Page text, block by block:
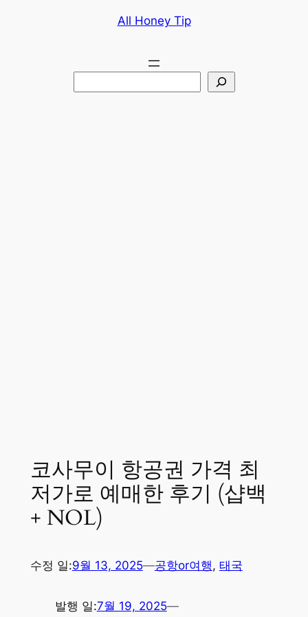
All Honey Tip
코사무이 항공권 가격 최
저가로 예매한 후기 (샵백
+ NOL)
수정 일:9월 13, 2025—공항or여행, 태국
발행 일:7월 19, 2025—